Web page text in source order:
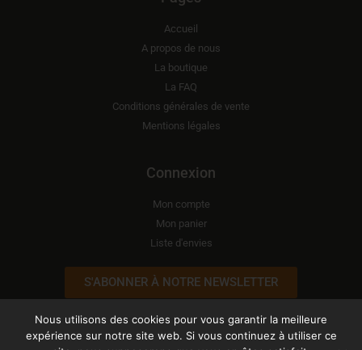
Accueil
A propos de nous
La boutique
La FAQ
Conditions générales de vente
Mentions légales
Connexion
Mon compte
Mon panier
Liste d'envies
S'ABONNER À NOTRE NEWSLETTER
Nous utilisons des cookies pour vous garantir la meilleure
expérience sur notre site web. Si vous continuez à utiliser ce